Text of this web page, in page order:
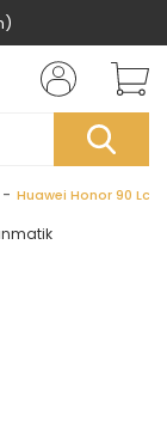
Huawei Honor 90 Lcd